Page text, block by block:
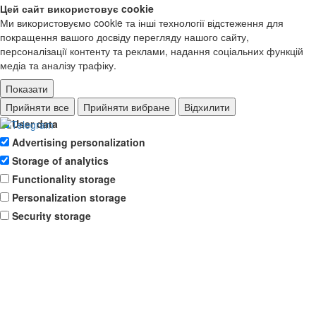
Цей сайт використовує cookie
Ми використовуємо cookie та інші технології відстеження для
покращення вашого досвіду перегляду нашого сайту,
персоналізації контенту та реклами, надання соціальних функцій
медіа та аналізу трафіку.
Показати
Ad storage
User data
Advertising personalization
Storage of analytics
Functionality storage
Personalization storage
Security storage
Прийняти все Прийняти вибране Відхилити